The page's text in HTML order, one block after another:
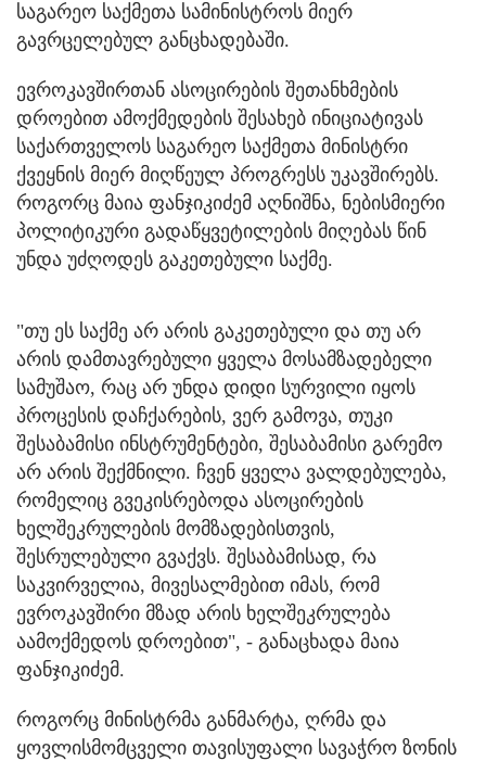
საგარეო საქმეთა სამინისტროს მიერ
გავრცელებულ განცხადებაში.
ევროკავშირთან ასოცირების შეთანხმების
დროებით ამოქმედების შესახებ ინიციატივას
საქართველოს საგარეო საქმეთა მინისტრი
ქვეყნის მიერ მიღწეულ პროგრესს უკავშირებს.
როგორც მაია ფანჯიკიძემ აღნიშნა, ნებისმიერი
პოლიტიკური გადაწყვეტილების მიღებას წინ
უნდა უძღოდეს გაკეთებული საქმე.
"თუ ეს საქმე არ არის გაკეთებული და თუ არ
არის დამთავრებული ყველა მოსამზადებელი
სამუშაო, რაც არ უნდა დიდი სურვილი იყოს
პროცესის დაჩქარების, ვერ გამოვა, თუკი
შესაბამისი ინსტრუმენტები, შესაბამისი გარემო
არ არის შექმნილი. ჩვენ ყველა ვალდებულება,
რომელიც გვეკისრებოდა ასოცირების
ხელშეკრულების მომზადებისთვის,
შესრულებული გვაქვს. შესაბამისად, რა
საკვირველია, მივესალმებით იმას, რომ
ევროკავშირი მზად არის ხელშეკრულება
აამოქმედოს დროებით", - განაცხადა მაია
ფანჯიკიძემ.
როგორც მინისტრმა განმარტა, ღრმა და
ყოვლისმომცველი თავისუფალი სავაჭრო ზონის